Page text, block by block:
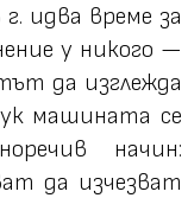
идва време за
у никого —
да изглежда
машината се
начин:
да изчезват